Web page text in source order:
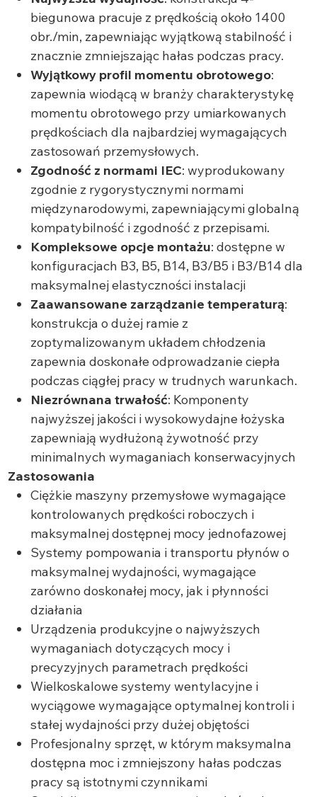
biegunowa pracuje z prędkością około 1400
obr./min, zapewniając wyjątkową stabilność i
znacznie zmniejszając hałas podczas pracy.
Wyjątkowy profil momentu obrotowego:
zapewnia wiodącą w branży charakterystykę
momentu obrotowego przy umiarkowanych
prędkościach dla najbardziej wymagających
zastosowań przemysłowych.
Zgodność z normami IEC: wyprodukowany
zgodnie z rygorystycznymi normami
międzynarodowymi, zapewniającymi globalną
kompatybilność i zgodność z przepisami.
Kompleksowe opcje montażu: dostępne w
konfiguracjach B3, B5, B14, B3/B5 i B3/B14 dla
maksymalnej elastyczności instalacji
Zaawansowane zarządzanie temperaturą:
konstrukcja o dużej ramie z
zoptymalizowanym układem chłodzenia
zapewnia doskonałe odprowadzanie ciepła
podczas ciągłej pracy w trudnych warunkach.
Niezrównana trwałość: Komponenty
najwyższej jakości i wysokowydajne łożyska
zapewniają wydłużoną żywotność przy
minimalnych wymaganiach konserwacyjnych
Zastosowania
Ciężkie maszyny przemysłowe wymagające
kontrolowanych prędkości roboczych i
maksymalnej dostępnej mocy jednofazowej
Systemy pompowania i transportu płynów o
maksymalnej wydajności, wymagające
zarówno doskonałej mocy, jak i płynności
działania
Urządzenia produkcyjne o najwyższych
wymaganiach dotyczących mocy i
precyzyjnych parametrach prędkości
Wielkoskalowe systemy wentylacyjne i
wyciągowe wymagające optymalnej kontroli i
stałej wydajności przy dużej objętości
Profesjonalny sprzęt, w którym maksymalna
dostępna moc i zmniejszony hałas podczas
pracy są istotnymi czynnikami